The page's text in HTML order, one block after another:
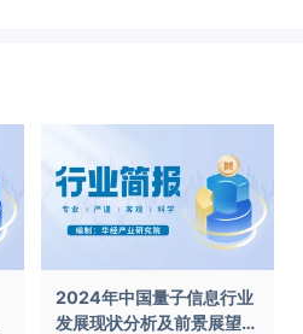
2024年中国量子信息行业
发展现状分析及前景展望报